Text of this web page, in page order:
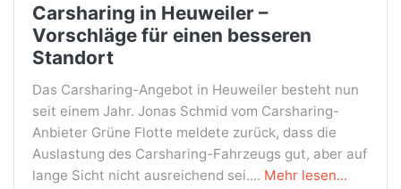
Carsharing in Heuweiler –
Vorschläge für einen besseren
Standort
Das Carsharing-Angebot in Heuweiler besteht nun
seit einem Jahr. Jonas Schmid vom Carsharing-
Anbieter Grüne Flotte meldete zurück, dass die
Auslastung des Carsharing-Fahrzeugs gut, aber auf
lange Sicht nicht ausreichend sei.... Mehr lesen...